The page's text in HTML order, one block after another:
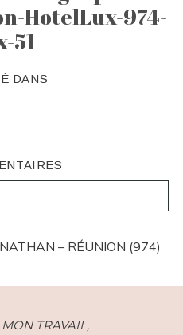
HotelLux-974-
51
DANS
*– RÉUNION (974)
TRAVAIL,